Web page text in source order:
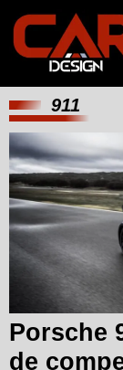
911
Porsche
de